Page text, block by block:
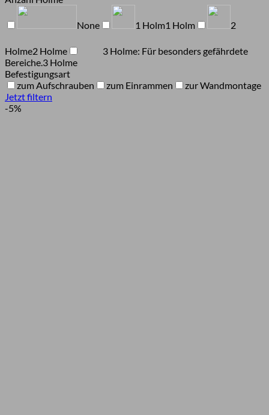
None 1 Holm1 Holm 2
Holme2 Holme
3 Holme: Für besonders gefährdete
Bereiche.3 Holme
Befestigungsart
zum Aufschrauben
zum Einrammen
zur Wandmontage
Jetzt filtern
-5%